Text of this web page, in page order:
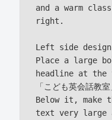
and a warm
right.
Left side
Place a large
headline at the
「こども英会話教室
Below it, make
text very large